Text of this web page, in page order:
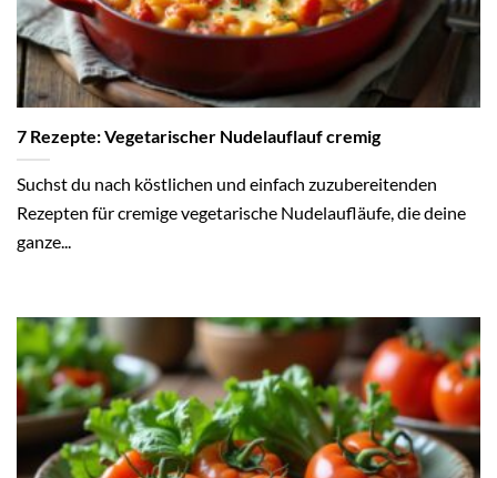
7 Rezepte: Vegetarischer Nudelauflauf cremig
Suchst du nach köstlichen und einfach zuzubereitenden
Rezepten für cremige vegetarische Nudelaufläufe, die deine
ganze...